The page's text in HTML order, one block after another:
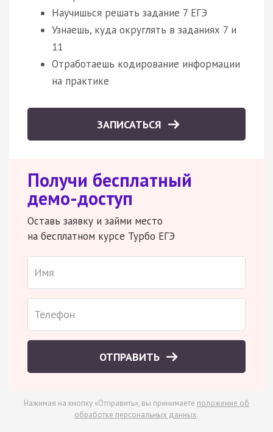
Научишься решать задание 7 ЕГЭ
Узнаешь, куда округлять в заданиях 7 и
11
Отработаешь кодирование информации
на практике
ЗАПИСАТЬСЯ
Получи бесплатный
демо-доступ
Оставь заявку и займи место
на бесплатном курсе Турбо ЕГЭ
ОТПРАВИТЬ
Нажимая на кнопку «Отправить», вы принимаете положение об
обработке персональных данных.